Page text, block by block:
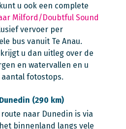
u ook een complete
Milford/Doubtful Sound
vervoer per
bus vanuit Te Anau.
u dan uitleg over de
en watervallen en u
aantal fotostops.
(290 km)
naar Dunedin is via
binnenland langs vele